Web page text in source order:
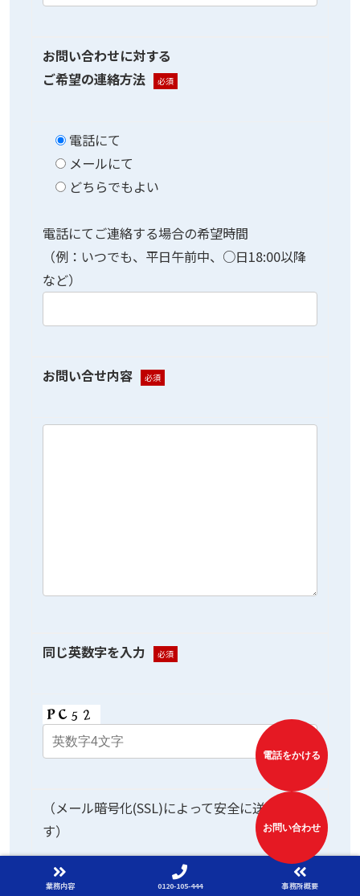
電話をかける
お問い合わせ
お問い合わせに対する
ご希望の連絡方法
必須
電話にて
メールにて
どちらでもよい
電話にてご連絡する場合の希望時間
（例：いつでも、平日午前中、○日18:00以降
など）
お問い合せ内容 必須
同じ英数字を入力 必須
（メール暗号化(SSL)によって安全に送信されま
す）
（個人情報保護法に従い送信された情報は大切
業務内容 0120-105-444 事務所概要